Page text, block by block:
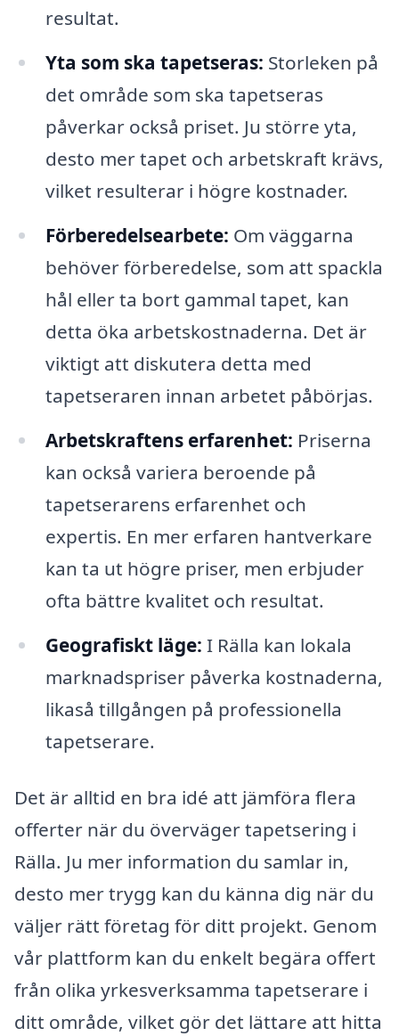
resultat.
Yta som ska tapetseras: Storleken på
det område som ska tapetseras
påverkar också priset. Ju större yta,
desto mer tapet och arbetskraft krävs,
vilket resulterar i högre kostnader.
Förberedelsearbete: Om väggarna
behöver förberedelse, som att spackla
hål eller ta bort gammal tapet, kan
detta öka arbetskostnaderna. Det är
viktigt att diskutera detta med
tapetseraren innan arbetet påbörjas.
Arbetskraftens erfarenhet: Priserna
kan också variera beroende på
tapetserarens erfarenhet och
expertis. En mer erfaren hantverkare
kan ta ut högre priser, men erbjuder
ofta bättre kvalitet och resultat.
Geografiskt läge: I Rälla kan lokala
marknadspriser påverka kostnaderna,
likaså tillgången på professionella
tapetserare.
Det är alltid en bra idé att jämföra flera
offerter när du överväger tapetsering i
Rälla. Ju mer information du samlar in,
desto mer trygg kan du känna dig när du
väljer rätt företag för ditt projekt. Genom
vår plattform kan du enkelt begära offert
från olika yrkesverksamma tapetserare i
ditt område, vilket gör det lättare att hitta